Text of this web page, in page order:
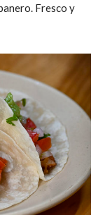
Fresco y